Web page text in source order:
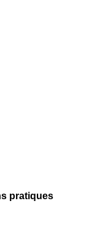
pratiques